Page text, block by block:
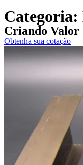
Categoria:
Criando Valor
Obtenha sua cotação